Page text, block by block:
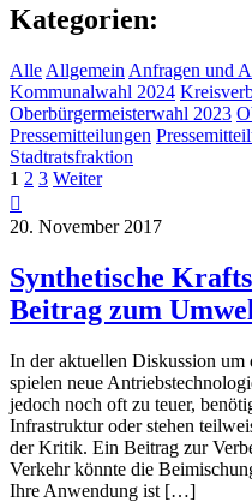
Kategorien:
Alle Allgemein Anfragen und
Kommunalwahl 2024
Oberbürgermeisterwahl 2023
Pressemitteilungen
Stadtratsfraktion
1 2 3 Weiter
20. November 2017
Synthetische
Beitrag zum
In der aktuellen Diskussion
spielen neue
jedoch noch oft zu teuer,
Infrastruktur oder stehen
der Kritik. Ein Beitrag zur
Verkehr könnte die
Ihre Anwendung ist […]